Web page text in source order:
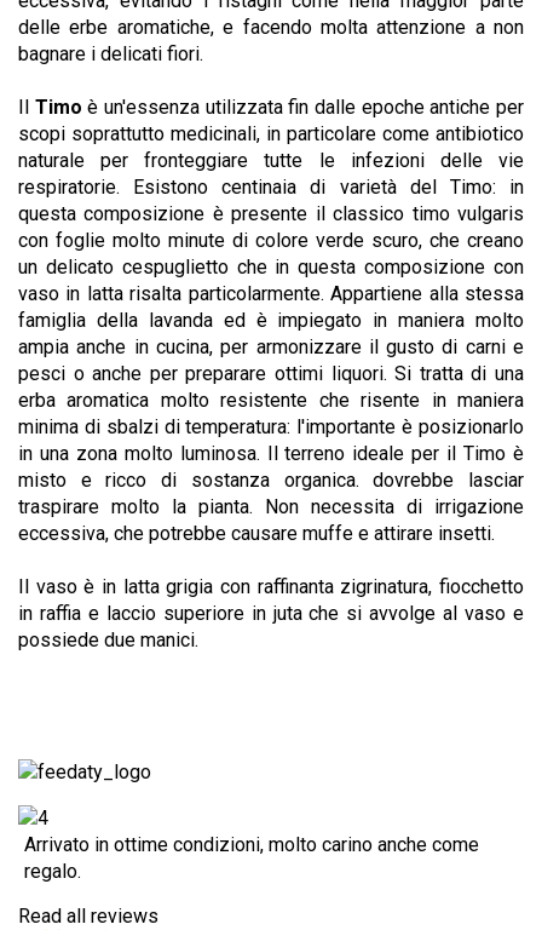
delle erbe aromatiche, e facendo molta attenzione a non
bagnare i delicati fiori.
Timo è un'essenza utilizzata fin dalle epoche antiche per
scopi soprattutto medicinali, in particolare come antibiotico
naturale per fronteggiare tutte le infezioni delle vie
respiratorie. Esistono centinaia di varietà del Timo: in
questa composizione è presente il classico timo vulgaris
con foglie molto minute di colore verde scuro, che creano
un delicato cespuglietto che in questa composizione con
vaso in latta risalta particolarmente. Appartiene alla stessa
famiglia della lavanda ed è impiegato in maniera molto
ampia anche in cucina, per armonizzare il gusto di carni e
pesci o anche per preparare ottimi liquori. Si tratta di una
erba aromatica molto resistente che risente in maniera
minima di sbalzi di temperatura: l'importante è posizionarlo
in una zona molto luminosa. Il terreno ideale per il Timo è
misto e ricco di sostanza organica. dovrebbe lasciar
traspirare molto la pianta. Non necessita di irrigazione
eccessiva, che potrebbe causare muffe e attirare insetti.
Il vaso è in latta grigia con raffinanta zigrinatura, fiocchetto
in raffia e laccio superiore in juta che si avvolge al vaso e
possiede due manici.
Arrivato in ottime condizioni, molto carino anche come
regalo.
Read all reviews